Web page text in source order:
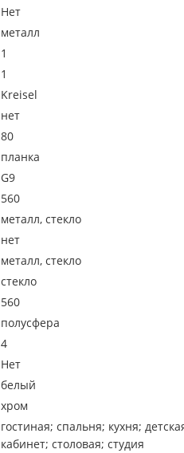
Нет
металл
1
1
Kreisel
нет
80
планка
G9
560
металл, стекло
нет
металл, стекло
стекло
560
полусфера
4
Нет
белый
хром
гостиная; спальня; кухня;
кабинет; столовая; студия